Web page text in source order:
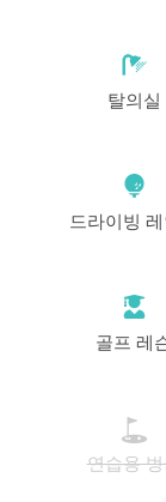
탈의실
드라이빙
골프 레
연습용